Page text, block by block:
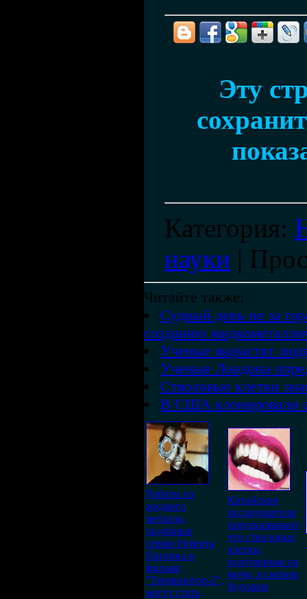
Эту
Категория:
науки |
Читайте также:
Судный день не за
созданию
Ученые вырастят
Ученые Лондона
Стволовые клетки
В США клонировали
Роботы из
жидкого
металла,
подобные
герою Роберта
Патрика в
фильме
"Терминатор-2",
могут стать
Китайские
исследователи
предсказывают,
что стволовые
клетки,
полученные из
мочи, в скором
будущем